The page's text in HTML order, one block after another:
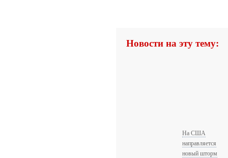
Новости на эту тему:
На США
направляется
новый шторм